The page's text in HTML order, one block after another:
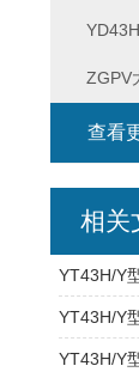
ZGPV
查看
相关